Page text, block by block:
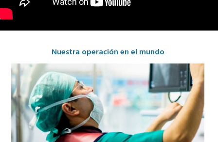
Nuestra operación en el mundo